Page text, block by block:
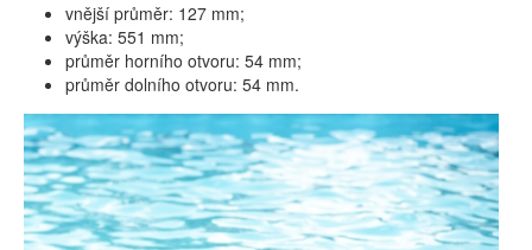
vnější průměr: 127 mm;
výška: 551 mm;
průměr horního otvoru: 54 mm;
průměr dolního otvoru: 54 mm.